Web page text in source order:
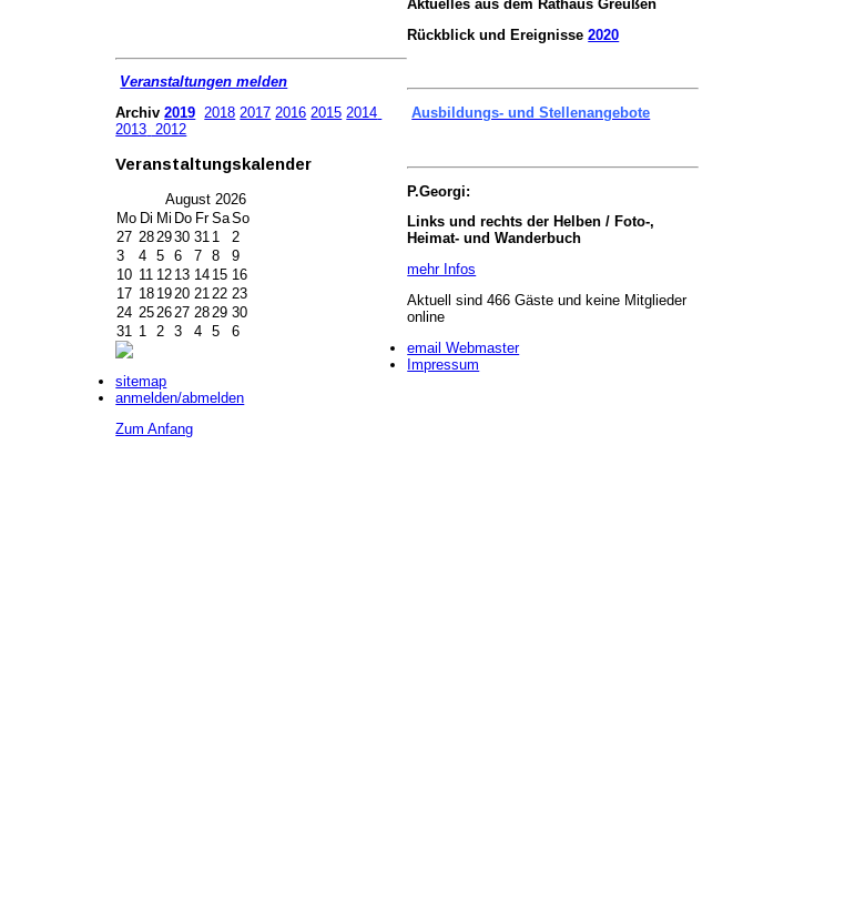
Veranstaltungen melden
Archiv2019 2018 2017 2016 2015 2014
2013 2012
Veranstaltungskalender
August 2026
Mo Di Mi Do Fr SaSo
27 282930 31 1
2
3
4 5 6 7 8
9
10 11 12 13 14 15 16
17 18 1920 2122 23
24 252627 2829 30
31 1 2 3 4 5 6
Aktuelles aus dem Rathaus Greußen
Rückblick und Ereignisse2020
Ausbildungs- und Stellenangebote
P.Georgi:
Links und rechts der Helben / Foto-,
Heimat- und Wanderbuch
mehr Infos
Aktuell sind 466 Gäste und keine Mitglieder
online
email Webmaster
Impressum
sitemap
anmelden/abmelden
Zum Anfang